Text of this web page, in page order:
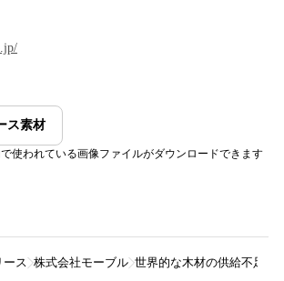
ス素材
使われている画像ファイルがダウンロードできます
ース 株式会社モーブル 世界的な木材の供給不足と